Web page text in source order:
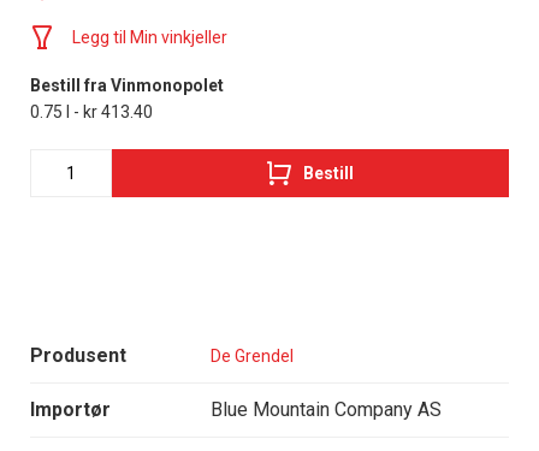
Produsent De Grendel
Importør Blue Mountain Company AS
Legg til Min vinkjeller
Bestill fra Vinmonopolet
0.75 l - kr 413.40
Bestill